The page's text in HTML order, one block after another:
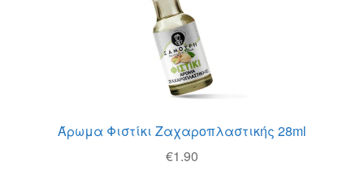
Άρωμα Φιστίκι Ζαχαροπλαστικής 28ml
€1.90